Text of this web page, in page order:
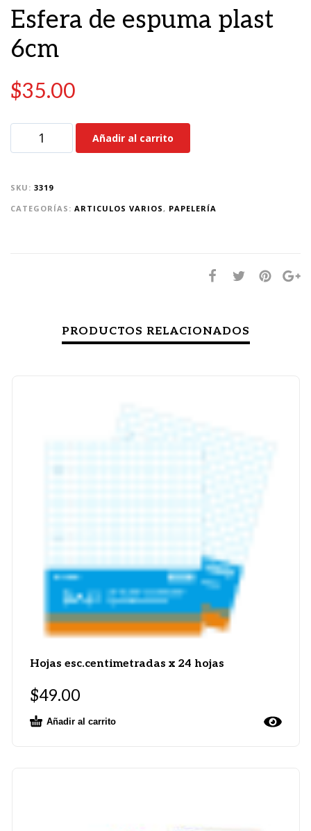
Esfera de espuma plast
6cm
$35.00
Añadir al carrito
SKU: 3319
CATEGORÍAS: ARTICULOS VARIOS, PAPELERÍA
PRODUCTOS RELACIONADOS
Hojas esc.centimetradas x 24 hojas
$49.00
Añadir al carrito